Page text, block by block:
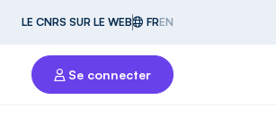
LE CNRS SUR LE WEB FREN
Se connecter